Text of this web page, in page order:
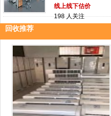
线上线下估价
198 人关注
回收推荐